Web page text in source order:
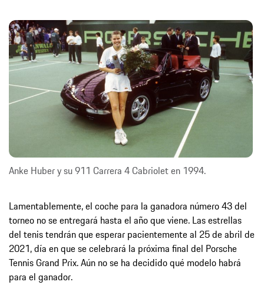
Anke Huber y su 911 Carrera 4 Cabriolet en 1994.
Lamentablemente, el coche para la ganadora número 43 del
torneo no se entregará hasta el año que viene. Las estrellas
del tenis tendrán que esperar pacientemente al 25 de abril de
2021, día en que se celebrará la próxima final del Porsche
Tennis Grand Prix. Aún no se ha decidido qué modelo habrá
para el ganador.